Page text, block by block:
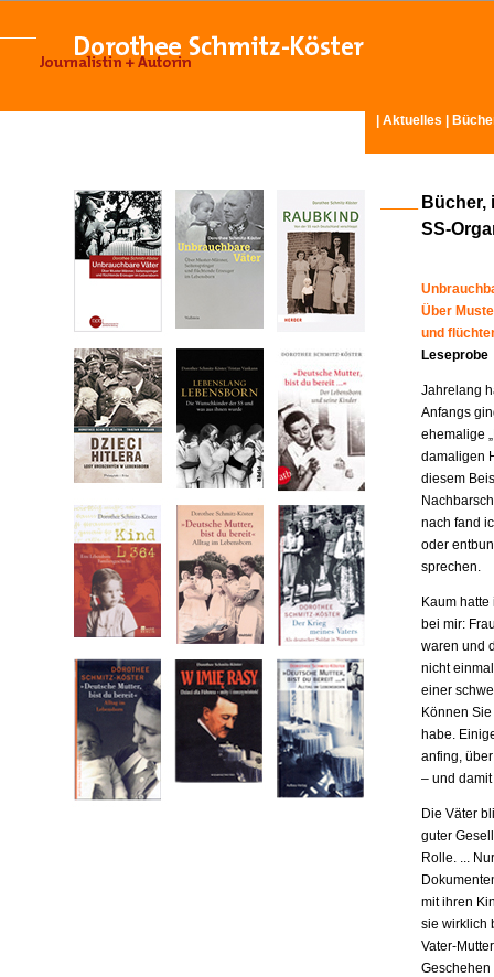
Aktuelles
Bücher,
SS-
Über
und
Leseprobe
Jahrelang
Anfangs
ehemalige
damaligen
diesem
nach fand
oder
sprechen.
Kaum
bei mir:
waren und
nicht
einer
Können
habe.
anfing,
– und
Die Väter
guter
Rolle. ...
mit ihren
sie wirklich
Vater-
Geschehen